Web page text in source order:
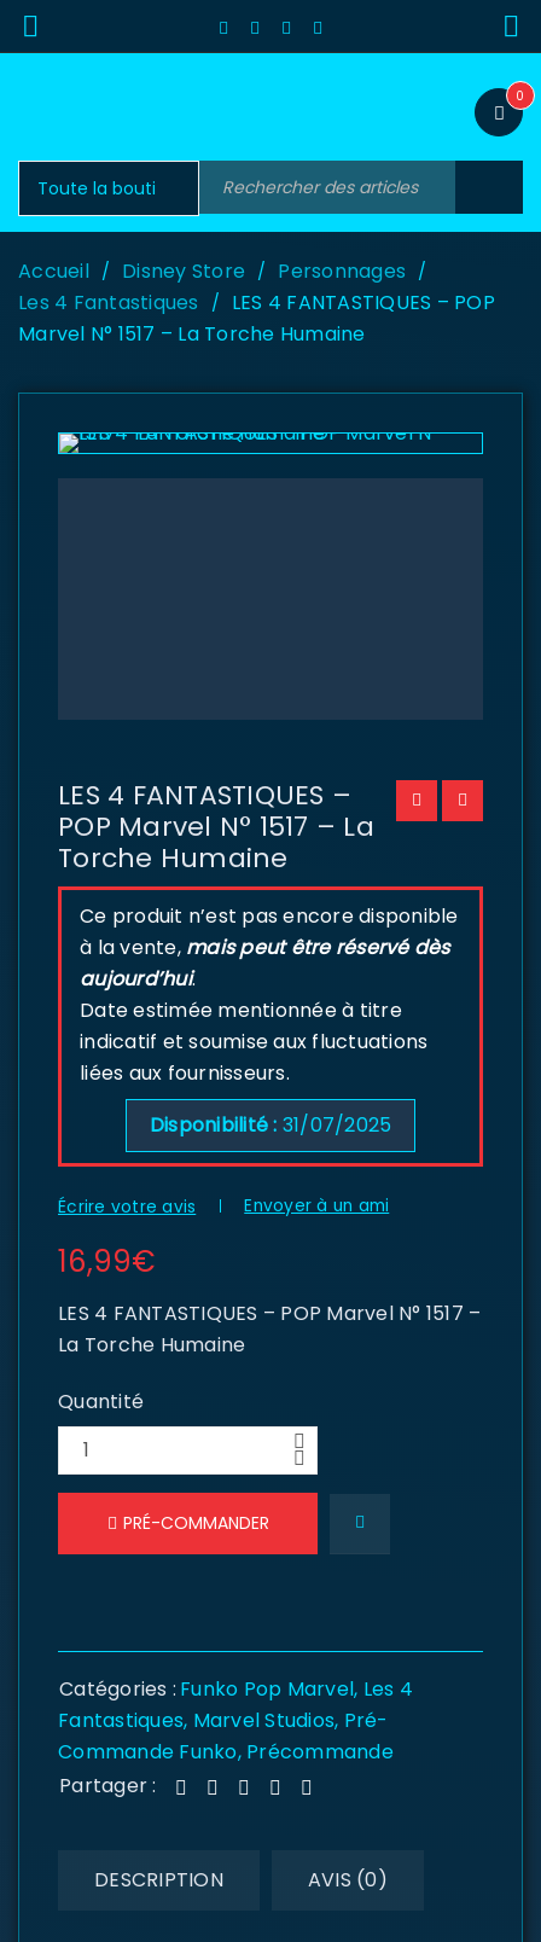
0
Accueil / Disney Store / Personnages /
Les 4 Fantastiques / LES 4 FANTASTIQUES – POP
Marvel N° 1517 – La Torche Humaine
LES 4 FANTASTIQUES –
POP Marvel N° 1517 – La
Torche Humaine
Ce produit n’est pas encore disponible
à la vente, mais peut être réservé dès
aujourd’hui.
Date estimée mentionnée à titre
indicatif et soumise aux fluctuations
liées aux fournisseurs.
Disponibilité : 31/07/2025
Écrire votre avis Envoyer à un ami
16,99€
LES 4 FANTASTIQUES – POP Marvel N° 1517 –
La Torche Humaine
Quantité
PRÉ-COMMANDER
Catégories : Funko Pop Marvel, Les 4
Fantastiques, Marvel Studios, Pré-
Commande Funko, Précommande
Partager :
DESCRIPTION AVIS (0)